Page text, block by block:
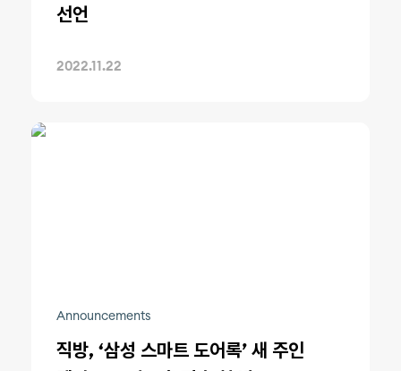
선언
2022.11.22
Announcements
직방, ‘삼성 스마트 도어록’ 새 주인